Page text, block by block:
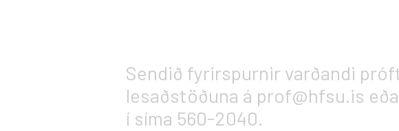
Sendið fyrirspurnir varðandi
lesaðstöðuna á prof@hfsu.is
í síma 560-2040.